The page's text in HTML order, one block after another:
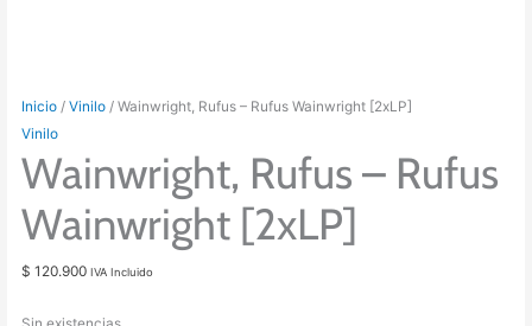
Inicio /Vinilo / Wainwright, Rufus – Rufus Wainwright [2xLP]
Vinilo
Wainwright, Rufus – Rufus
Wainwright [2xLP]
$ 120.900 IVA Incluido